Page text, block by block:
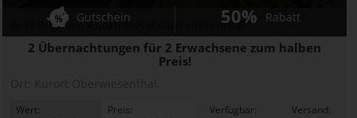
Best Western Ahorn Hotel Oberwiesenthal
2 Übernachtungen für 2 Erwachsene zum halben
Preis!
Gutschein 50% Rabatt
Wert: Preis: Verfügbar: Versand: